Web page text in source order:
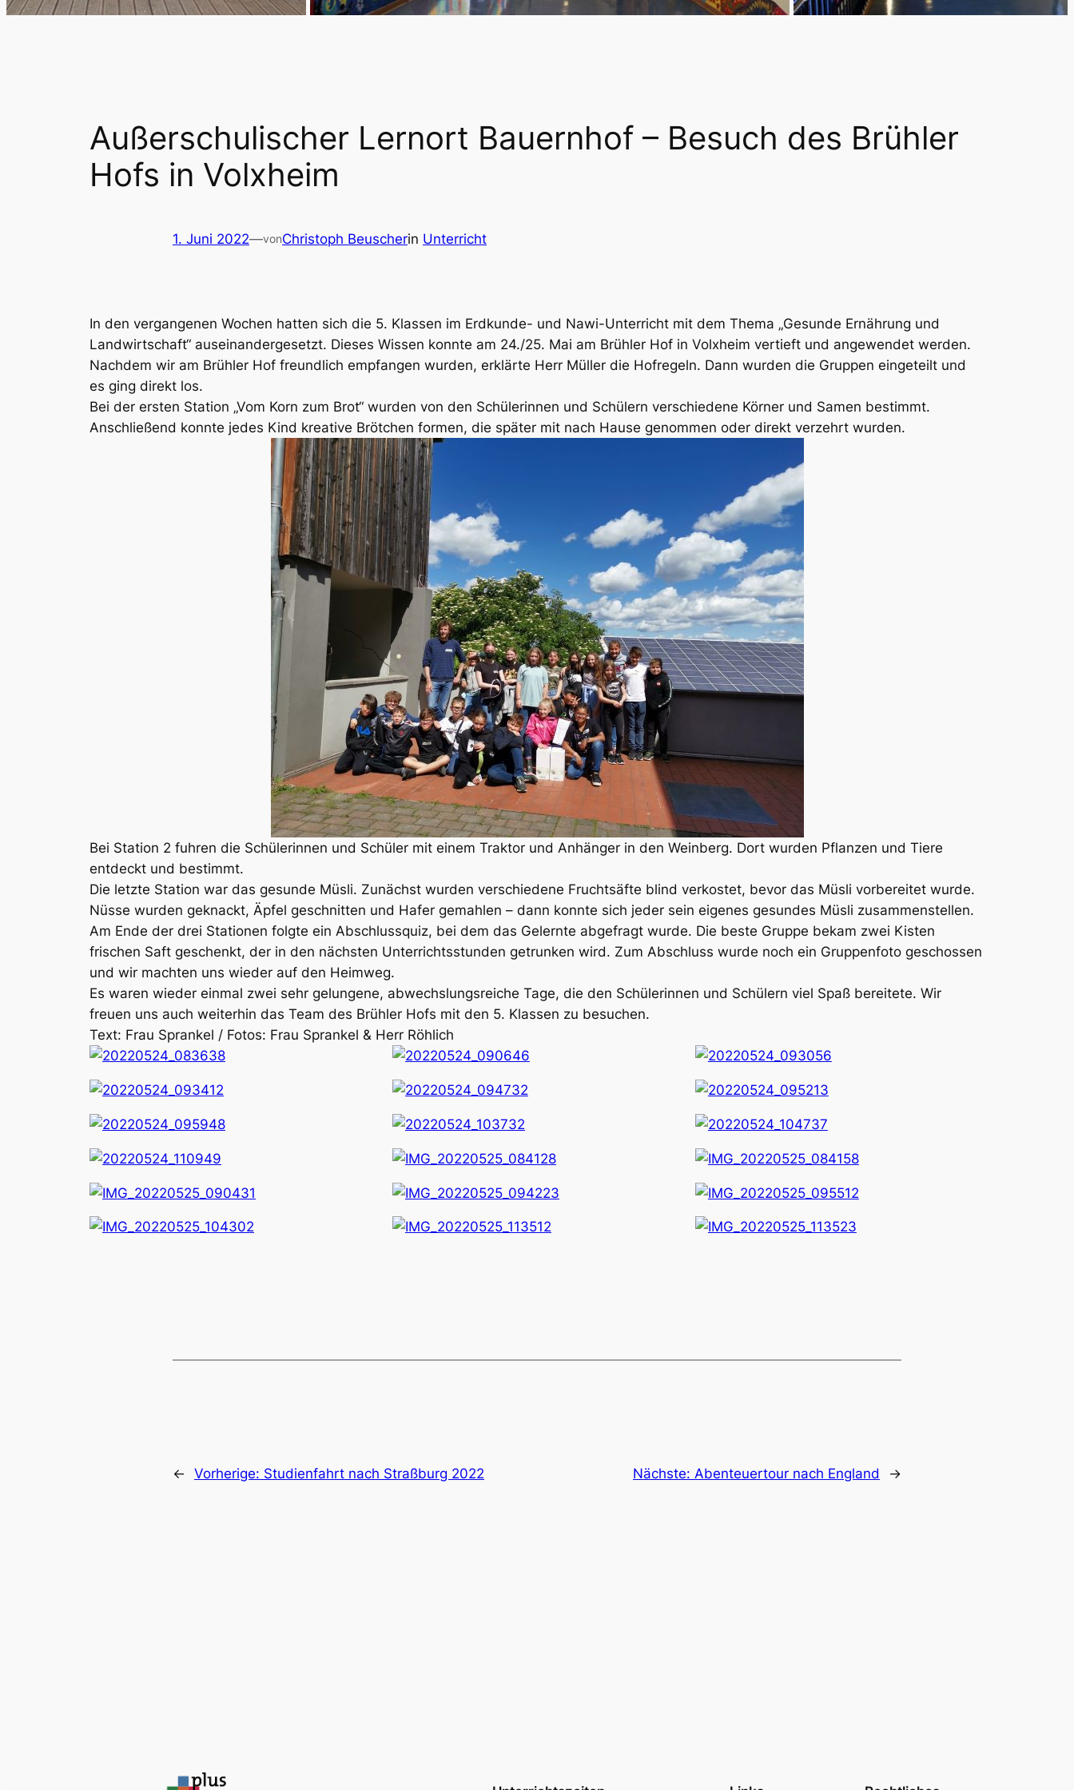
Außerschulischer Lernort Bauernhof – Besuch des Brühler
Hofs in Volxheim
1. Juni 2022—vonChristoph Beuscherin Unterricht
In den vergangenen Wochen hatten sich die 5. Klassen im Erdkunde- und Nawi-Unterricht mit dem Thema „Gesunde Ernährung und
Landwirtschaft“ auseinandergesetzt. Dieses Wissen konnte am 24./25. Mai am Brühler Hof in Volxheim vertieft und angewendet werden.
Nachdem wir am Brühler Hof freundlich empfangen wurden, erklärte Herr Müller die Hofregeln. Dann wurden die Gruppen eingeteilt und
es ging direkt los.
Bei der ersten Station „Vom Korn zum Brot“ wurden von den Schülerinnen und Schülern verschiedene Körner und Samen bestimmt.
Anschließend konnte jedes Kind kreative Brötchen formen, die später mit nach Hause genommen oder direkt verzehrt wurden.
Bei Station 2 fuhren die Schülerinnen und Schüler mit einem Traktor und Anhänger in den Weinberg. Dort wurden Pflanzen und Tiere
entdeckt und bestimmt.
Die letzte Station war das gesunde Müsli. Zunächst wurden verschiedene Fruchtsäfte blind verkostet, bevor das Müsli vorbereitet wurde.
Nüsse wurden geknackt, Äpfel geschnitten und Hafer gemahlen – dann konnte sich jeder sein eigenes gesundes Müsli zusammenstellen.
Am Ende der drei Stationen folgte ein Abschlussquiz, bei dem das Gelernte abgefragt wurde. Die beste Gruppe bekam zwei Kisten
frischen Saft geschenkt, der in den nächsten Unterrichtsstunden getrunken wird. Zum Abschluss wurde noch ein Gruppenfoto geschossen
und wir machten uns wieder auf den Heimweg.
Es waren wieder einmal zwei sehr gelungene, abwechslungsreiche Tage, die den Schülerinnen und Schülern viel Spaß bereitete. Wir
freuen uns auch weiterhin das Team des Brühler Hofs mit den 5. Klassen zu besuchen.
Text: Frau Sprankel / Fotos: Frau Sprankel & Herr Röhlich
← Vorherige: Studienfahrt nach Straßburg 2022 Nächste: Abenteuertour nach England →